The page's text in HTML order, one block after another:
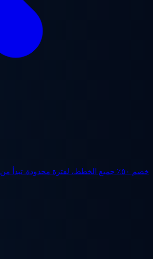
خصم ٥٠٪ جميع الخطط، لفترة محدودة. تبدأ من